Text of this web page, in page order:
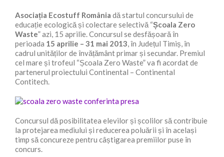
Asociația Ecostuff România dă startul concursului de
educație ecologică și colectare selectivă “Școala Zero
Waste” azi, 15 aprilie. Concursul se desfășoară în
perioada 15 aprilie – 31 mai 2013, în Județul Timiș, în
cadrul unităților de învățământ primar și secundar. Premiul
cel mare și trofeul “Școala Zero Waste” va fi acordat de
partenerul proiectului Continental – Continental
Contitech.
Concursul dă posibilitatea elevilor și școlilor să contribuie
la protejarea mediului și reducerea poluării și în același
timp să concureze pentru câștigarea premiilor puse în
concurs.